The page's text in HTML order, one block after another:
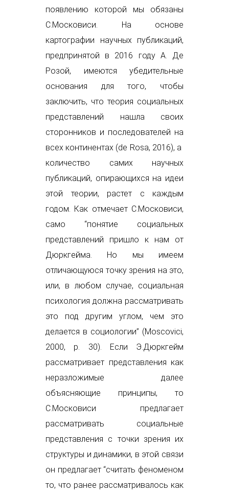
появлению которой мы обязаны
С.Московиси. На основе
картографии научных публикаций,
предпринятой в 2016 году А. Де
Розой, имеются убедительные
основания для того, чтобы
заключить, что теория социальных
представлений нашла своих
сторонников и последователей на
всех континентах (de Rosa, 2016), а
количество самих научных
публикаций, опирающихся на идеи
этой теории, растет с каждым
годом. Как отмечает С.Московиси,
само “понятие социальных
представлений пришло к нам от
Дюркгейма. Но мы имеем
отличающуюся точку зрения на это,
или, в любом случае, социальная
психология должна рассматривать
это под другим углом, чем это
делается в социологии” (Moscovici,
2000, p. 30). Если Э.Дюркгейм
рассматривает представления как
неразложимые далее
объясняющие принципы, то
С.Московиси предлагает
рассматривать социальные
представления с точки зрения их
структуры и динамики, в этой связи
он предлагает “считать феноменом
то, что ранее рассматривалось как